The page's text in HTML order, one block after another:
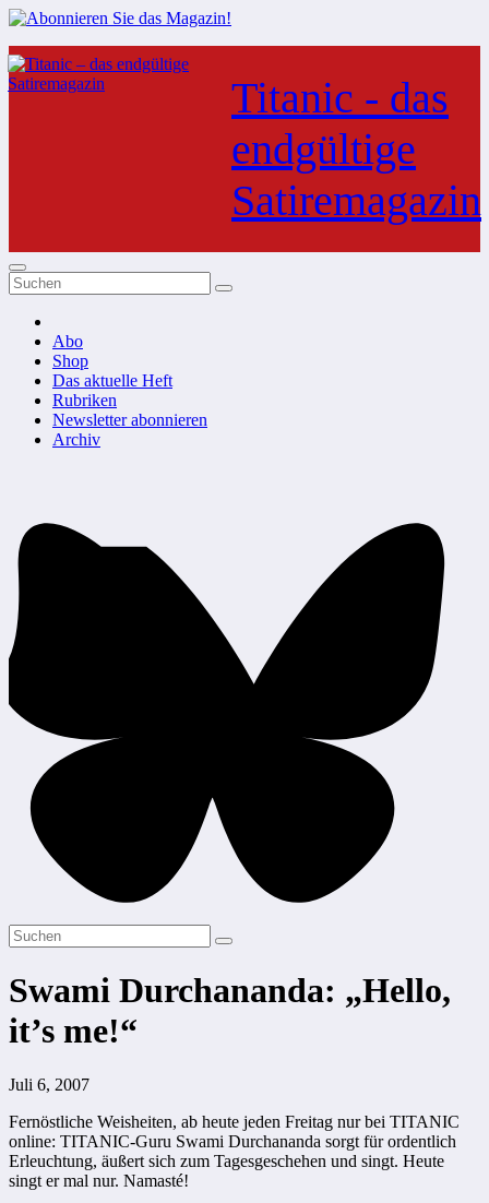
Zum
Inhalt
springen
Titanic - das
endgültige
Satiremagazin
Abo
Shop
Das aktuelle Heft
Rubriken
Newsletter abonnieren
Archiv
Swami Durchananda: „Hello,
it’s me!“
Juli 6, 2007
Fernöstliche Weisheiten, ab heute jeden Freitag nur bei TITANIC
online: TITANIC-Guru Swami Durchananda sorgt für ordentlich
Erleuchtung, äußert sich zum Tagesgeschehen und singt. Heute
singt er mal nur. Namasté!